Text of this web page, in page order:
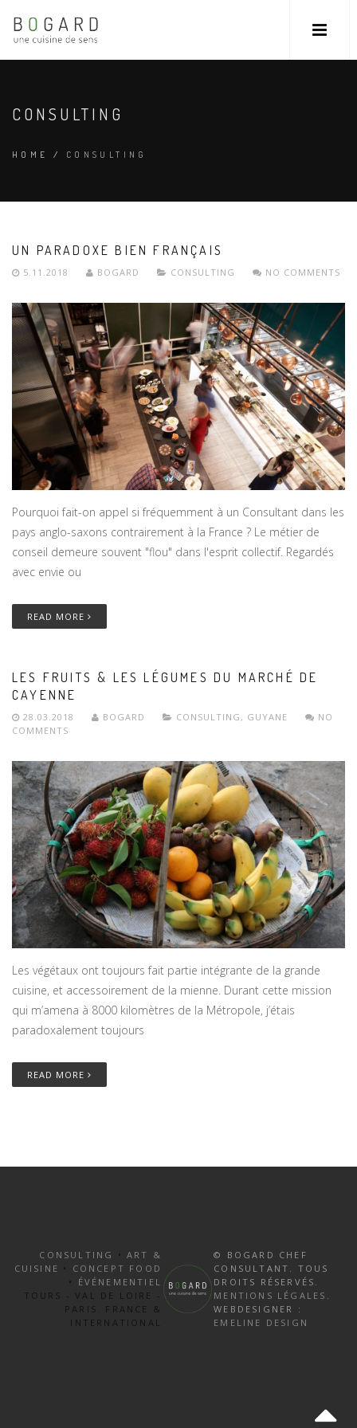
CONSULTING
HOME / CONSULTING
UN PARADOXE BIEN FRANÇAIS
5.11.2018 BOGARD CONSULTING NO COMMENTS
Pourquoi fait-on appel si fréquemment à un Consultant dans les
pays anglo-saxons contrairement à la France ? Le métier de
conseil demeure souvent "flou" dans l'esprit collectif. Regardés
avec envie ou
READ MORE
LES FRUITS & LES LÉGUMES DU MARCHÉ DE
CAYENNE
28.03.2018 BOGARD CONSULTING , GUYANE
NO
COMMENTS
Les végétaux ont toujours fait partie intégrante de la grande
cuisine, et accessoirement de la mienne. Durant cette mission
qui m’amena à 8000 kilomètres de la Métropole, j’étais
paradoxalement toujours
READ MORE
CONSULTING • ART &
CUISINE • CONCEPT FOOD
• ÉVÉNEMENTIEL
TOURS - VAL DE LOIRE -
PARIS. FRANCE &
INTERNATIONAL
© BOGARD CHEF
CONSULTANT. TOUS
DROITS RÉSERVÉS.
MENTIONS LÉGALES .
WEBDESIGNER :
EMELINE DESIGN